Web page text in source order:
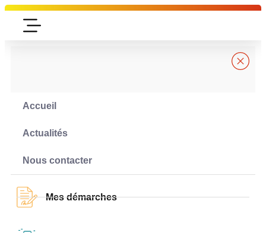
contenu
Accueil
Actualités
Nous contacter
Mes démarches